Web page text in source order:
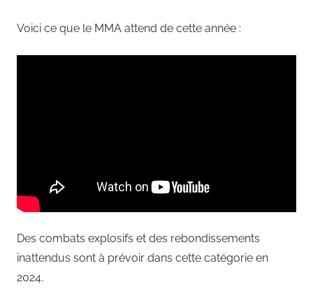
Voici ce que le MMA attend de cette année :
Des combats explosifs et des rebondissements
inattendus sont à prévoir dans cette catégorie en
2024.